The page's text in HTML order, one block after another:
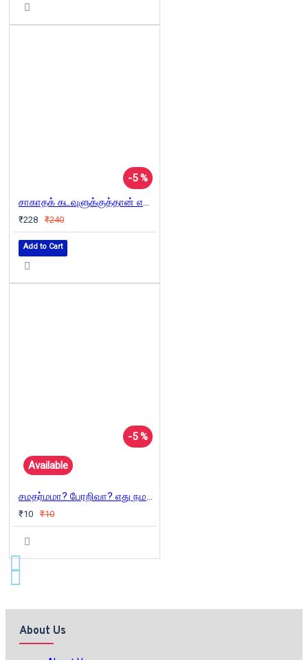
-5 %
சாகாதக் கடவுளுக்குத்தான் எத்துனை பரிமாணங்கள்
₹228 ₹240
Add to Cart
-5 %
Available
சமதர்மமா? பேரறிவா? எது நமக்கான எதிர்காலம்
₹10 ₹10
About Us